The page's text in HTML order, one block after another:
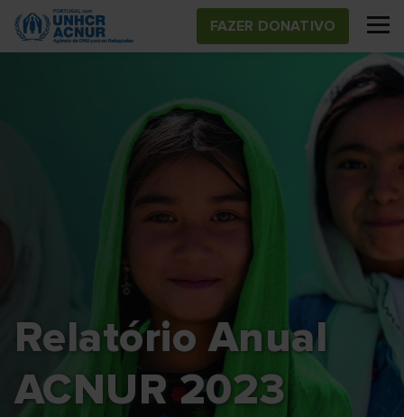
Skip
main
FAZER DONATIVO
Relatório Anual
ACNUR 2023